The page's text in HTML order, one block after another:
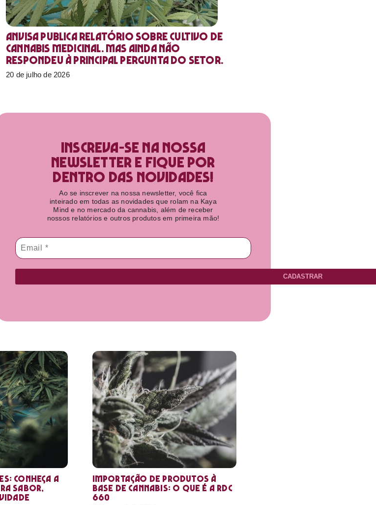
Anvisa publica relatório sobre cultivo de
Cannabis medicinal. Mas ainda não
respondeu à principal pergunta do setor.
20 de julho de 2026
Inscreva-se na nossa
newsletter e fique por
dentro das novidades!​
Ao se inscrever na nossa newsletter, você fica
inteirado em todas as novidades que rolam na Kaya
Mind e no mercado da cannabis, além de receber
nossos relatórios e outros produtos em primeira mão!
CADASTRAR
conheça a
sabor,
Importação de produtos à
base de cannabis: o que é a RDC
660